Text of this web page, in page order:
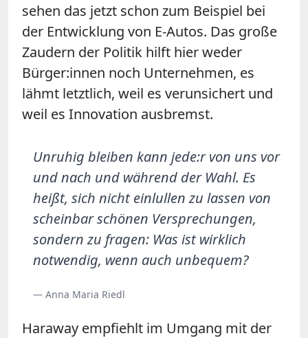
sehen das jetzt schon zum Beispiel bei
der Entwicklung von E-Autos. Das große
Zaudern der Politik hilft hier weder
Bürger:innen noch Unternehmen, es
lähmt letztlich, weil es verunsichert und
weil es Innovation ausbremst.
Unruhig bleiben kann jede:r von uns vor
und nach und während der Wahl. Es
heißt, sich nicht einlullen zu lassen von
scheinbar schönen Versprechungen,
sondern zu fragen: Was ist wirklich
notwendig, wenn auch unbequem?
— Anna Maria Riedl
Haraway empfiehlt im Umgang mit der